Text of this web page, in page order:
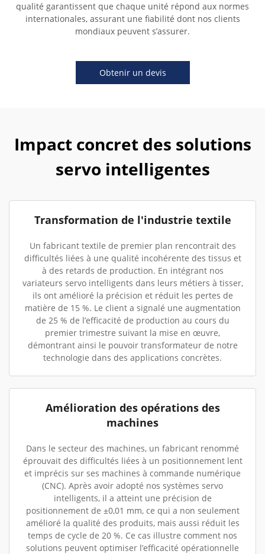
qualité garantissent que chaque unité répond aux normes
internationales, assurant une fiabilité dont nos clients
mondiaux peuvent s’assurer.
Obtenir un devis
Impact concret des solutions
servo intelligentes
Transformation de l'industrie textile
Un fabricant textile de premier plan rencontrait des
difficultés liées à une qualité incohérente des tissus et
à des retards de production. En intégrant nos
variateurs servo intelligents dans leurs métiers à tisser,
ils ont amélioré la précision et réduit les pertes de
matière de 15 %. Le client a signalé une augmentation
de 25 % de l’efficacité de production au cours du
premier trimestre suivant la mise en œuvre,
démontrant ainsi le pouvoir transformateur de notre
technologie dans des applications concrètes.
Amélioration des opérations des
machines
Dans le secteur des machines, un fabricant renommé
éprouvait des difficultés liées à un positionnement lent
et imprécis sur ses machines à commande numérique
(CNC). Après avoir adopté nos systèmes servo
intelligents, il a atteint une précision de
positionnement de ±0,01 mm, ce qui a non seulement
amélioré la qualité des produits, mais aussi réduit les
temps de cycle de 20 %. Ce cas illustre comment nos
solutions peuvent optimiser l’efficacité opérationnelle